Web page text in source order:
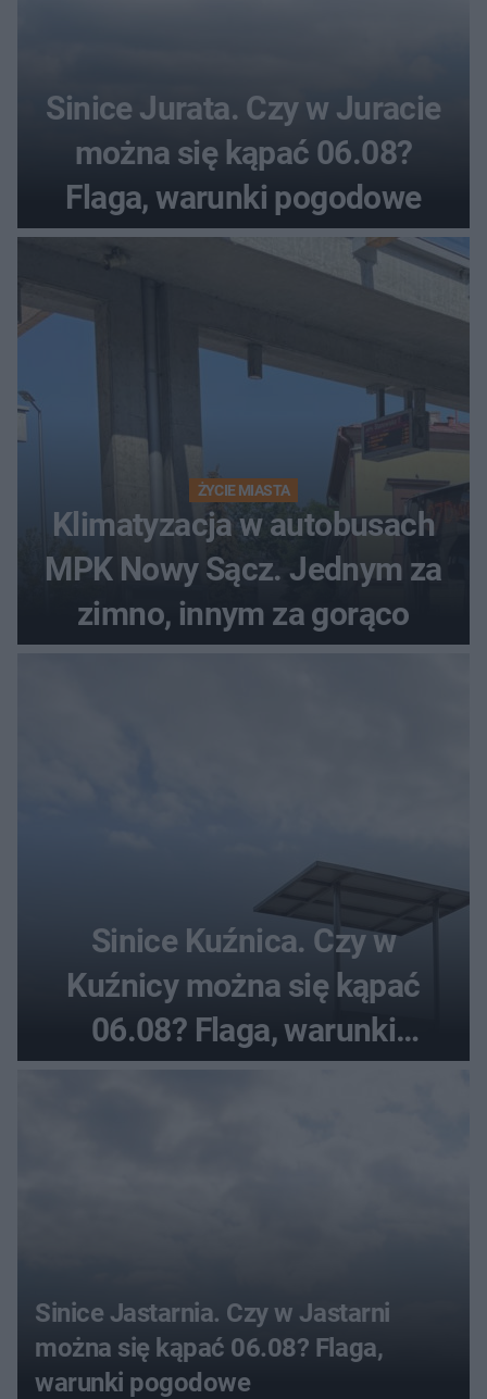
Sinice Jurata. Czy w Juracie
można się kąpać 06.08?
Flaga, warunki pogodowe
ŻYCIE MIASTA
Klimatyzacja w autobusach
MPK Nowy Sącz. Jednym za
zimno, innym za gorąco
Sinice Kuźnica. Czy w
Kuźnicy można się kąpać
06.08? Flaga, warunki
pogodowe
Sinice Jastarnia. Czy w Jastarni
można się kąpać 06.08? Flaga,
warunki pogodowe